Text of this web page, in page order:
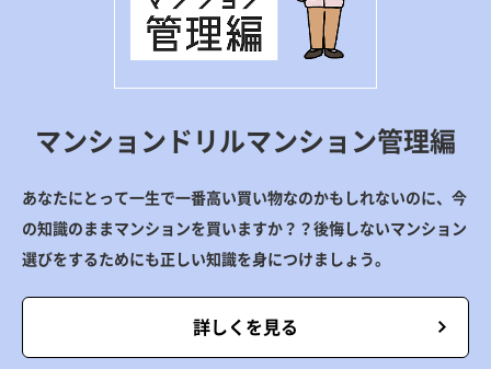
マンションドリルマンション管理編
あなたにとって一生で一番高い買い物なのかもしれないのに、今
の知識のままマンションを買いますか？？後悔しないマンション
選びをするためにも正しい知識を身につけましょう。
詳しくを見る